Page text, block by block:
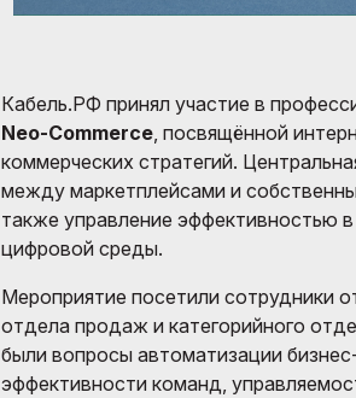
Кабель.РФ принял участие в
Neo-Commerce, посвящённой
коммерческих стратегий.
между маркетплейсами и
также управление эффективностью
цифровой среды.
Мероприятие посетили сотрудники
отдела продаж и категорийного
были вопросы автоматизации
эффективности команд,